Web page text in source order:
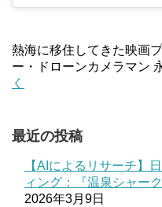
熱海に移住してきた映画
ー・ドローンカメラマン
く
最近の投稿
【AIによるリサーチ】
ィング：『温泉シャー
2026年3月9日